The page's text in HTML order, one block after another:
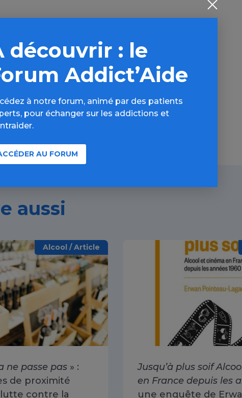
l’espace Alcool
bonnes pratiques, FAQ,
actualités...
aussi
Alcool / Article
ne passe pas » :
de proximité
contre la
Jusqu’à plus soif
en France depuis les
une enquête de
découvrir : le
Addict’Aide
à notre forum, animé par des patients
pour échanger sur les addictions et
AU FORUM